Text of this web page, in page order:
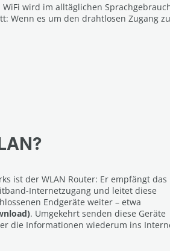
wird im alltäglichen
Wenn es um den drahtlosen Zugang
ist der WLAN Router: Er empfängt das
Internetzugang und leitet diese
Endgeräte weiter – etwa
. Umgekehrt senden diese Geräte
die Informationen wiederum ins